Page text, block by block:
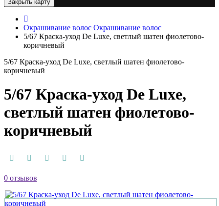
Окрашивание волос Окрашивание волос
5/67 Краска-уход De Luxe, светлый шатен фиолетово-
коричневый
5/67 Краска-уход De Luxe, светлый шатен фиолетово-
коричневый
5/67 Краска-уход De Luxe,
светлый шатен фиолетово-
коричневый
0 отзывов